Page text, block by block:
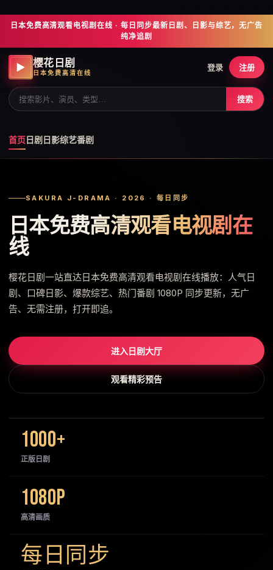
日本免费高清观看电视剧在线 · 每日同步最新日剧、日影与综艺，无广告
纯净追剧
▶ 樱花日剧
日本免费高清在线
首页日剧 日影综艺番剧
搜索
登录 注册
SAKURA J-DRAMA · 2026 · 每日同步
日本免费高清观看电视剧在
线
樱花日剧一站直达日本免费高清观看电视剧在线播放：人气日
剧、口碑日影、爆款综艺、热门番剧 1080P 同步更新，无广
告、无需注册，打开即追。
进入日剧大厅
观看精彩预告
1000+
正版日剧
1080P
高清画质
每日同步